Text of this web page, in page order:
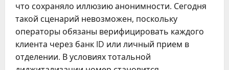
что сохраняло иллюзию анонимности. Сегодня
такой сценарий невозможен, поскольку
операторы обязаны верифицировать каждого
клиента через банк ID или личный прием в
отделении. В условиях тотальной